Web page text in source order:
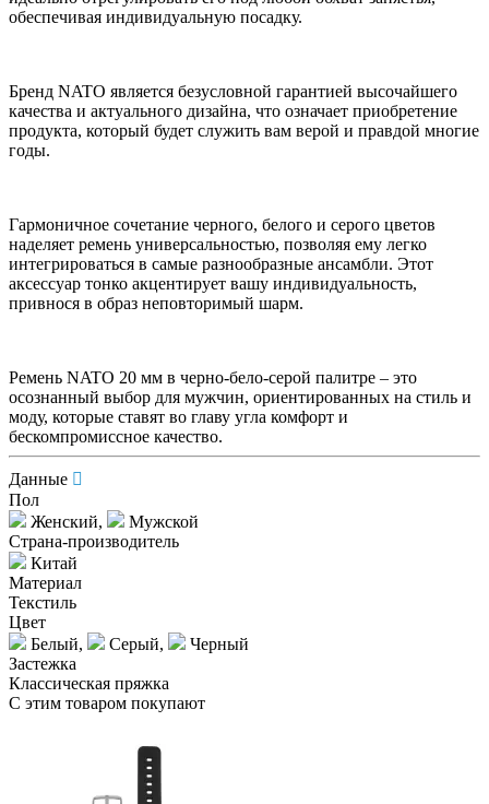
обеспечивая индивидуальную посадку.
Бренд NATO является безусловной гарантией высочайшего
качества и актуального дизайна, что означает приобретение
продукта, который будет служить вам верой и правдой многие
годы.
Гармоничное сочетание черного, белого и серого цветов
наделяет ремень универсальностью, позволяя ему легко
интегрироваться в самые разнообразные ансамбли. Этот
аксессуар тонко акцентирует вашу индивидуальность,
привнося в образ неповторимый шарм.
Ремень NATO 20 мм в черно-бело-серой палитре – это
осознанный выбор для мужчин, ориентированных на стиль и
моду, которые ставят во главу угла комфорт и
бескомпромиссное качество.
Данные
Пол
Женский,
Мужской
Страна-производитель
Китай
Материал
Текстиль
Цвет
Белый,
Серый,
Черный
Застежка
Классическая пряжка
С этим товаром покупают